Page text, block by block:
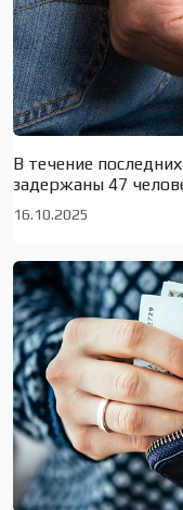
В течение
задержаны 47
16.10.2025